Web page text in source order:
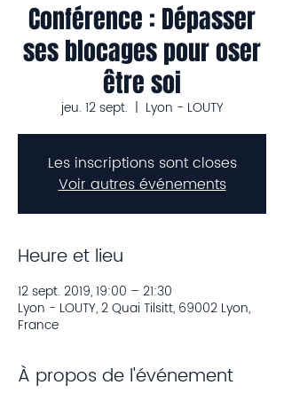
Conférence : Dépasser
ses blocages pour oser
être soi
jeu. 12 sept.
  |
Lyon - LOUTY
Les inscriptions sont closes
Voir autres événements
Heure et lieu
12 sept. 2019, 19:00 – 21:30
Lyon - LOUTY, 2 Quai Tilsitt, 69002 Lyon,
France
À propos de l'événement